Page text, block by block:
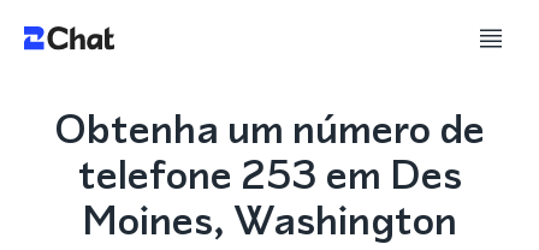
Obtenha um número de
telefone 253 em Des
Moines, Washington